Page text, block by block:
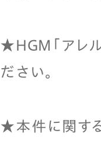
★HGM「アレ
ださい。
★本件に関す